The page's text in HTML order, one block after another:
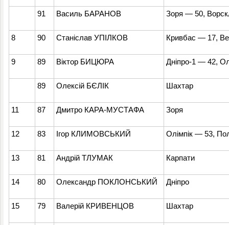
91 Василь БАРАНОВ Зоря — 50,
8 90 Станіслав УПІЛКОВ Кривбас — 17,
9 89 Віктор БИЦЮРА Дніпро-1 — 42,
89 Олексій БЄЛІК Шахтар
11 87 Дмитро КАРА-МУСТАФА Зоря
12 83 Ігор КЛИМОВСЬКИЙ Олімпік — 53,
13 81 Андрій ТЛУМАК Карпати
14 80 Олександр ПОКЛОНСЬКИЙ Дніпро
15 79 Валерій КРИВЕНЦОВ Шахтар